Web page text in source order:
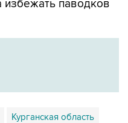
Курганская область